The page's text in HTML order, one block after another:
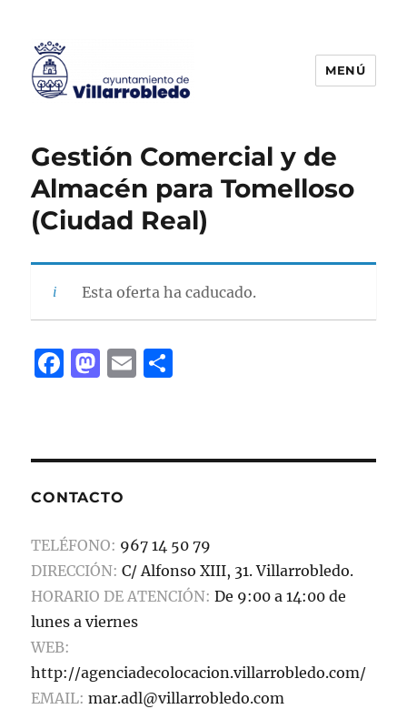
MENÚ
Gestión Comercial y de
Almacén para Tomelloso
(Ciudad Real)
Esta oferta ha caducado.
F
e
o
o
k
M
o
o
n
E
l
p
ir
CONTACTO
TELÉFONO: 967 14 50 79
DIRECCIÓN: C/ Alfonso XIII, 31. Villarrobledo.
HORARIO DE ATENCIÓN: De 9:00 a 14:00 de
lunes a viernes
WEB:
http://agenciadecolocacion.villarrobledo.com/
EMAIL: mar.adl@villarrobledo.com